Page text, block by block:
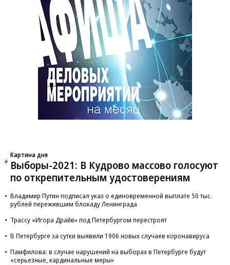
Картина дня
Выборы-2021: В Кудрово массово голосуют
по открепительным удостоверениям
Владимир Путин подписал указ о единовременной выплате 50 тыс.
рублей пережившим блокаду Ленинграда
Трассу «Игора Драйв» под Петербургом перестроят
В Петербурге за сутки выявили 1906 новых случаев коронавируса
Памфилова: в случае нарушений на выборах в Петербурге будут
«серьезные, кардинальные меры»